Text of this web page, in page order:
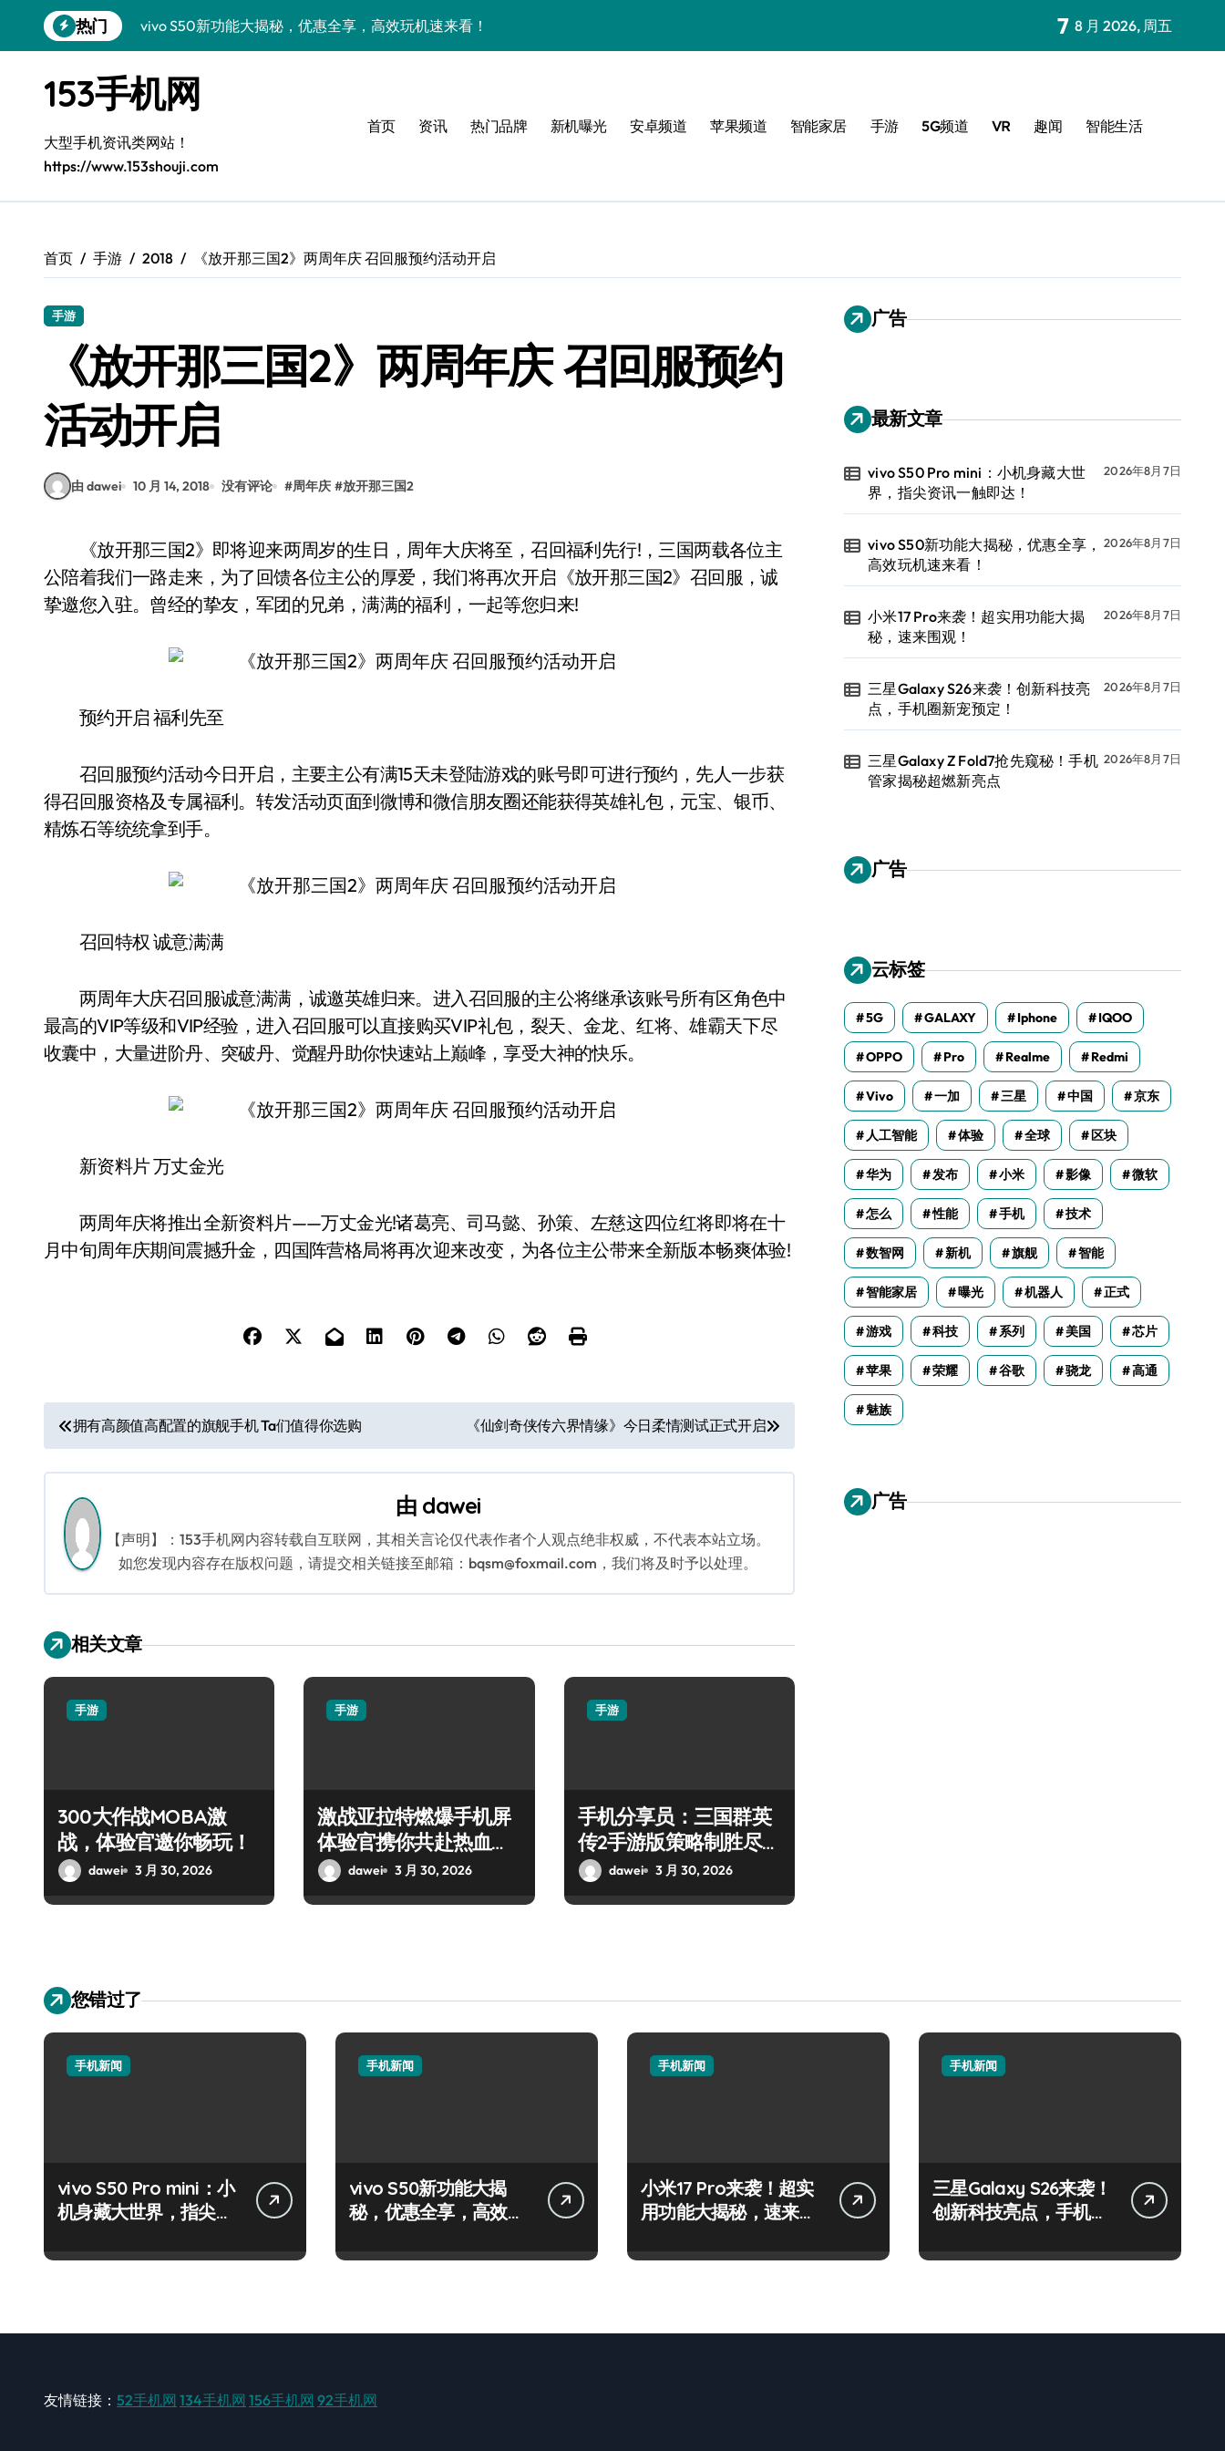
到
热门
vivo S50新功能大揭秘，优惠全享，高效玩机速来看！
三星Galaxy S26来袭！创新科技亮点，手机圈新宠预定！
三星Galaxy Z Fold7抢先窥秘！手机管家揭秘超燃新亮点
S25 Ultra颜值炸裂！定制主题潮到没朋友
S24+震撼登场，美出新高度！
A56 5G登场，三星风尚新定义！
vivo S50 Pro mini：小机身藏大世界，指尖资讯一触即达！
7 8 月 2026, 周五
153手机网
大型手机资讯类网站！
https://www.153shouji.com
首页 资讯 热门品牌 新机曝光 安卓频道 苹果频道 智能家居 手游 5G频道 VR 趣闻 智能生活
首页 手游 2018 《放开那三国2》两周年庆 召回服预约活动开启
手游
《放开那三国2》两周年庆 召回服预约
活动开启
由 dawei 10 月 14, 2018 没有评论 #周年庆 #放开那三国2
《放开那三国2》即将迎来两周岁的生日，周年大庆将至，召回福利先行!，三国两载各位主
公陪着我们一路走来，为了回馈各位主公的厚爱，我们将再次开启《放开那三国2》召回服，诚
挚邀您入驻。曾经的挚友，军团的兄弟，满满的福利，一起等您归来!
预约开启 福利先至
召回服预约活动今日开启，主要主公有满15天未登陆游戏的账号即可进行预约，先人一步获
得召回服资格及专属福利。转发活动页面到微博和微信朋友圈还能获得英雄礼包，元宝、银币、
精炼石等统统拿到手。
召回特权 诚意满满
两周年大庆召回服诚意满满，诚邀英雄归来。进入召回服的主公将继承该账号所有区角色中
最高的VIP等级和VIP经验，进入召回服可以直接购买VIP礼包，裂天、金龙、红将、雄霸天下尽
收囊中，大量进阶丹、突破丹、觉醒丹助你快速站上巅峰，享受大神的快乐。
新资料片 万丈金光
两周年庆将推出全新资料片——万丈金光!诸葛亮、司马懿、孙策、左慈这四位红将即将在十
月中旬周年庆期间震撼升金，四国阵营格局将再次迎来改变，为各位主公带来全新版本畅爽体验!
文
章
导
航
拥有高颜值高配置的旗舰手机 Ta们值得你选购 《仙剑奇侠传六界情缘》今日柔情测试正式开启
由 dawei
【声明】：153手机网内容转载自互联网，其相关言论仅代表作者个人观点绝非权威，不代表本站立场。
如您发现内容存在版权问题，请提交相关链接至邮箱：bqsm@foxmail.com，我们将及时予以处理。
相关文章
手游
300大作战MOBA激
战，体验官邀你畅玩！
dawei 3 月 30, 2026
手游
激战亚拉特燃爆手机屏
体验官携你共赴热血枪
战盛宴
dawei 3 月 30, 2026
手游
手机分享员：三国群英
传2手游版策略制胜尽享
乱世群雄逐鹿
dawei 3 月 30, 2026
广告
最新文章
vivo S50 Pro mini：小机身藏大世
界，指尖资讯一触即达！
2026年8月7日
vivo S50新功能大揭秘，优惠全享，
高效玩机速来看！
2026年8月7日
小米17 Pro来袭！超实用功能大揭
秘，速来围观！
2026年8月7日
三星Galaxy S26来袭！创新科技亮
点，手机圈新宠预定！
2026年8月7日
三星Galaxy Z Fold7抢先窥秘！手机
管家揭秘超燃新亮点
2026年8月7日
广告
云标签
5G GALAXY Iphone IQOO
OPPO Pro Realme Redmi
Vivo 一加 三星 中国 京东
人工智能 体验 全球 区块
华为 发布 小米 影像 微软
怎么 性能 手机 技术
数智网 新机 旗舰 智能
智能家居 曝光 机器人 正式
游戏 科技 系列 美国 芯片
苹果 荣耀 谷歌 骁龙 高通
魅族
广告
您错过了
手机新闻
vivo S50 Pro mini：小
机身藏大世界，指尖资
手机新闻
vivo S50新功能大揭
秘，优惠全享，高效玩
手机新闻
小米17 Pro来袭！超实
用功能大揭秘，速来围
手机新闻
三星Galaxy S26来袭！
创新科技亮点，手机圈
友情链接： 52手机网 134手机网 156手机网 92手机网